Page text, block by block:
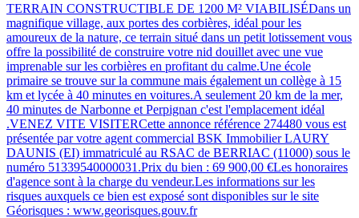
TERRAIN CONSTRUCTIBLE DE 1200 M² VIABILISÉDans un
magnifique village, aux portes des corbières, idéal pour les
amoureux de la nature, ce terrain situé dans un petit lotissement vous
offre la possibilité de construire votre nid douillet avec une vue
imprenable sur les corbières en profitant du calme.Une école
primaire se trouve sur la commune mais également un collège à 15
km et lycée à 40 minutes en voitures.A seulement 20 km de la mer,
40 minutes de Narbonne et Perpignan c'est l'emplacement idéal
.VENEZ VITE VISITERCette annonce référence 274480 vous est
présentée par votre agent commercial BSK Immobilier LAURY
DAUNIS (EI) immatriculé au RSAC de BERRIAC (11000) sous le
numéro 51339540000031.Prix du bien : 69 900,00 €Les honoraires
d'agence sont à la charge du vendeur.Les informations sur les
risques auxquels ce bien est exposé sont disponibles sur le site
Géorisques : www.georisques.gouv.fr